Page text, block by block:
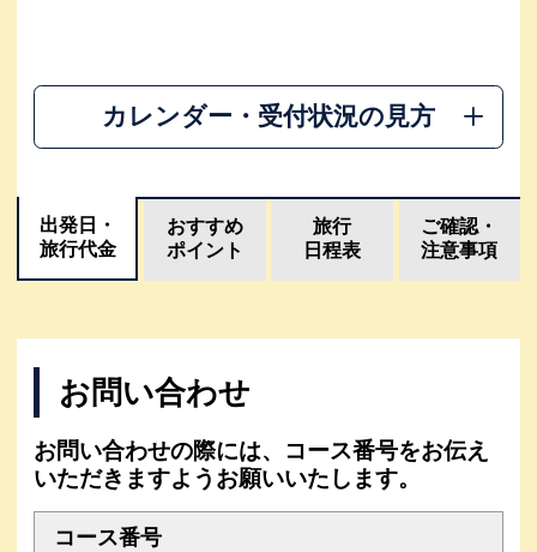
カレンダー・受付状況の見方
出発日・
旅行代金
おすすめ
ポイント
旅行
日程表
ご確認・
注意事項
お問い合わせ
お問い合わせの際には、コース番号をお伝え
いただきますようお願いいたします。
コース番号